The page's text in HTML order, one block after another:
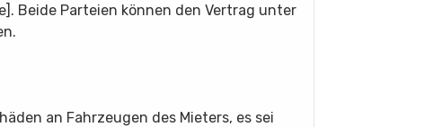
Beide Parteien können den Vertrag unter
an Fahrzeugen des Mieters, es sei